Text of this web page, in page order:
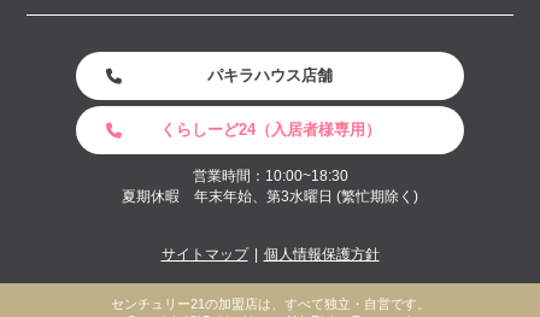
パキラハウス店舗
くらしーど24（入居者様専用）
営業時間：10:00~18:30
夏期休暇 年末年始、第3水曜日 (繁忙期除く)
サイトマップ 個人情報保護方針
センチュリー21の加盟店は、すべて独立・自営です。